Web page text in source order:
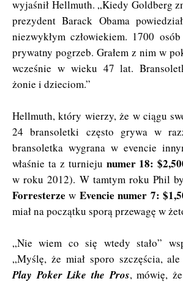
wyjaśnił Hellmuth. „Kiedy Goldberg
prezydent Barack Obama
niezwykłym człowiekiem. 1700
prywatny pogrzeb. Grałem z nim w
wcześnie w wieku 47 lat.
żonie i dzieciom.”
Hellmuth, który wierzy, że w ciągu
24 bransoletki często grywa w
bransoletka wygrana w evencie
właśnie ta z turnieju numer 18:
w roku 2012). W tamtym roku Phil
Forresterze w Evencie numer 7:
miał na początku sporą przewagę w
„Nie wiem co się wtedy stało”
„Myślę, że miał sporo szczęścia,
Play Poker Like the Pros, mówię,